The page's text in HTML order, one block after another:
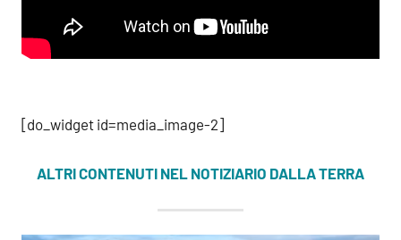
[do_widget id=media_image-2]
ALTRI CONTENUTI NEL NOTIZIARIO DALLA TERRA